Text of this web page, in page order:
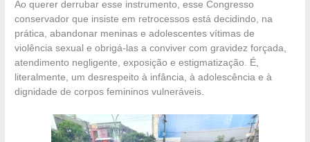
Ao querer derrubar esse instrumento, esse Congresso
conservador que insiste em retrocessos está decidindo, na
prática, abandonar meninas e adolescentes vítimas de
violência sexual e obrigá-las a conviver com gravidez forçada,
atendimento negligente, exposição e estigmatização. É,
literalmente, um desrespeito à infância, à adolescência e à
dignidade de corpos femininos vulneráveis.